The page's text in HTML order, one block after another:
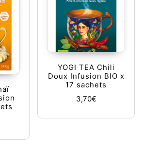
YOGI TEA Chili
Doux Infusion BIO x
17 sachets
3,70€